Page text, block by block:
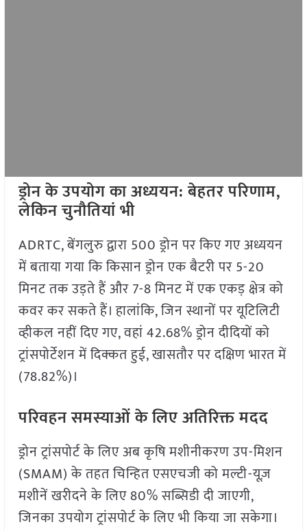
ड्रोन के उपयोग का अध्ययन: बेहतर परिणाम,
लेकिन चुनौतियां भी
ADRTC, बेंगलुरु द्वारा 500 ड्रोन पर किए गए अध्ययन
में बताया गया कि किसान ड्रोन एक बैटरी पर 5-20
मिनट तक उड़ते हैं और 7-8 मिनट में एक एकड़ क्षेत्र को
कवर कर सकते हैं। हालांकि, जिन स्थानों पर यूटिलिटी
व्हीकल नहीं दिए गए, वहां 42.68% ड्रोन दीदियों को
ट्रांसपोर्टेशन में दिक्कत हुई, खासतौर पर दक्षिण भारत में
(78.82%)।
परिवहन समस्याओं के लिए अतिरिक्त मदद
ड्रोन ट्रांसपोर्ट के लिए अब कृषि मशीनीकरण उप-मिशन
(SMAM) के तहत चिन्हित एसएचजी को मल्टी-यूज़
मशीनें खरीदने के लिए 80% सब्सिडी दी जाएगी,
जिनका उपयोग ट्रांसपोर्ट के लिए भी किया जा सकेगा।